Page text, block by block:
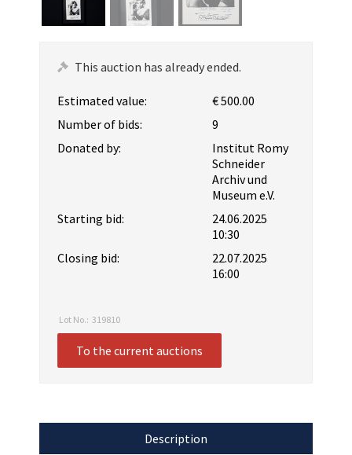
This auction has already ended.
Estimated value:
€ 500.00
Number of bids:
9
Donated by:
Institut Romy
Schneider
Archiv und
Museum e.V.
Starting bid:
24.06.2025
10:30
Closing bid:
22.07.2025
16:00
Lot No.: 319810
To the current auctions
Description